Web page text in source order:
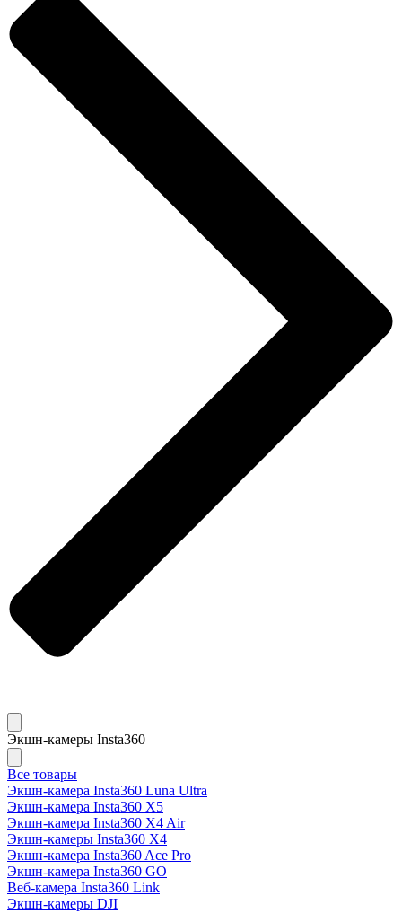
Экшн-камеры Insta360
Все товары
Экшн-камера Insta360 Luna Ultra
Экшн-камера Insta360 X5
Экшн-камера Insta360 X4 Air
Экшн-камеры Insta360 X4
Экшн-камера Insta360 Ace Pro
Экшн-камера Insta360 GO
Веб-камера Insta360 Link
Экшн-камеры DJI